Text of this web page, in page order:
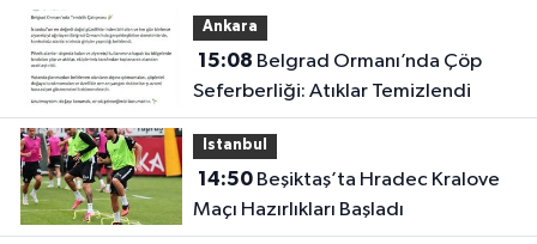
Ankara
15:08
Seferberliği: Atıklar Temizlendi
Istanbul
14:50Beşiktaş’ta Hradec Kralove
Maçı Hazırlıkları Başladı